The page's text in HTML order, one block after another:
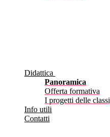
Didattica
Panoramica
Offerta formativa
I progetti delle classi
Info utili
Contatti